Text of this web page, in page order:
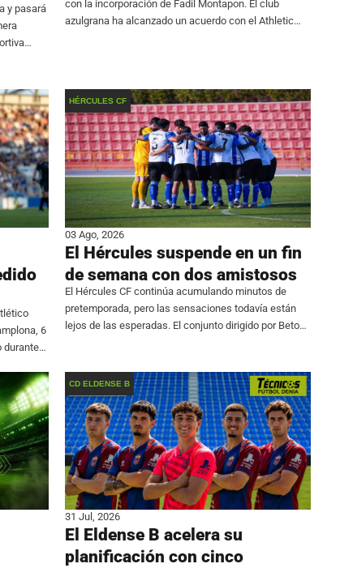
y pasará
con la incorporación de Fadil Montapon. El club
azulgrana ha alcanzado un acuerdo con el Athletic
6
durante
HÉRCULES CF
03 Ago, 2026
El Hércules suspende en un fin
de semana con dos amistosos
El Hércules CF continúa acumulando minutos de
pretemporada, pero las sensaciones todavía están
lejos de las esperadas. El conjunto dirigido por Beto
CD ELDENSE B
31 Jul, 2026
El Eldense B acelera su
planificación con cinco